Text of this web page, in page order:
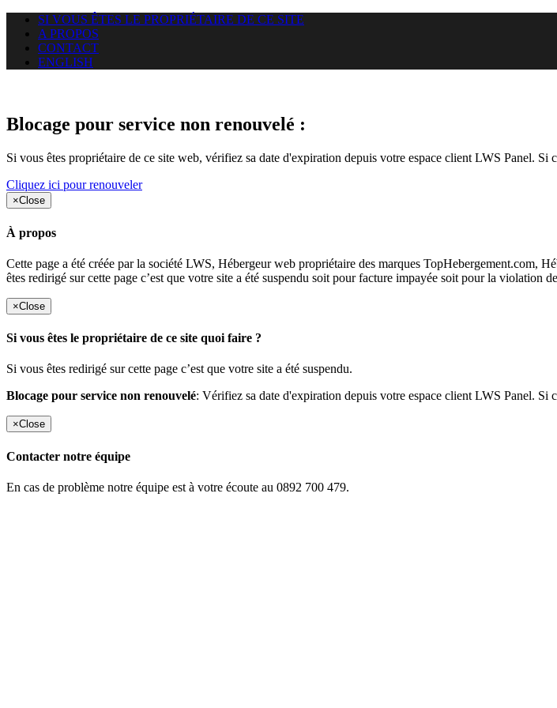
SI VOUS ÊTES LE PROPRIÉTAIRE DE CE SITE
A PROPOS
CONTACT
ENGLISH
Blocage pour service non renouvelé :
Si vous êtes propriétaire de ce site web, vérifiez sa date d'expiration depuis votre espace client LWS Panel.
Cliquez ici pour renouveler
×Close
À propos
Cette page a été créée par la société LWS, Hébergeur web propriétaire des marques
êtes redirigé sur cette page c’est que votre site a été suspendu soit pour facture impayée soit pour la violation
×Close
Si vous êtes le propriétaire de ce site quoi faire ?
Si vous êtes redirigé sur cette page c’est que votre site a été suspendu.
Blocage pour service non renouvelé: Vérifiez sa date d'expiration depuis votre espace client LWS Panel. Si
×Close
Contacter notre équipe
En cas de problème notre équipe est à votre écoute au 0892 700 479.